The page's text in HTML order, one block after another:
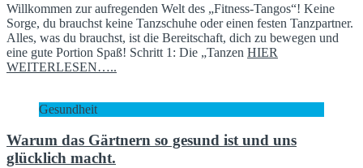
Willkommen zur aufregenden Welt des „Fitness-Tangos“! Keine
Sorge, du brauchst keine Tanzschuhe oder einen festen Tanzpartner.
Alles, was du brauchst, ist die Bereitschaft, dich zu bewegen und
eine gute Portion Spaß! Schritt 1: Die „Tanzen HIER
WEITERLESEN…..
Gesundheit
Warum das Gärtnern so gesund ist und uns
glücklich macht.